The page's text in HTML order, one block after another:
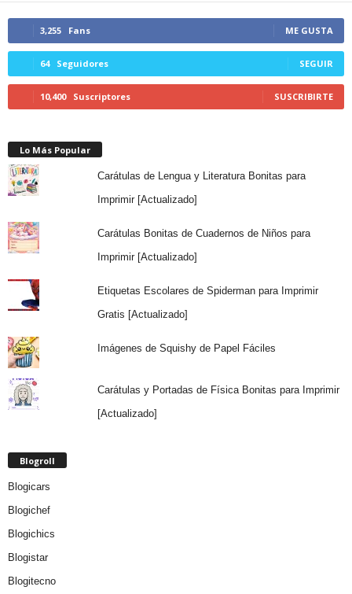
3,255 Fans ME GUSTA
64 Seguidores SEGUIR
10,400 Suscriptores SUSCRIBIRTE
Lo Más Popular
Carátulas de Lengua y Literatura Bonitas para
Imprimir [Actualizado]
Carátulas Bonitas de Cuadernos de Niños para
Imprimir [Actualizado]
Etiquetas Escolares de Spiderman para Imprimir
Gratis [Actualizado]
Imágenes de Squishy de Papel Fáciles
Carátulas y Portadas de Física Bonitas para Imprimir
[Actualizado]
Blogroll
Blogicars
Blogichef
Blogichics
Blogistar
Blogitecno